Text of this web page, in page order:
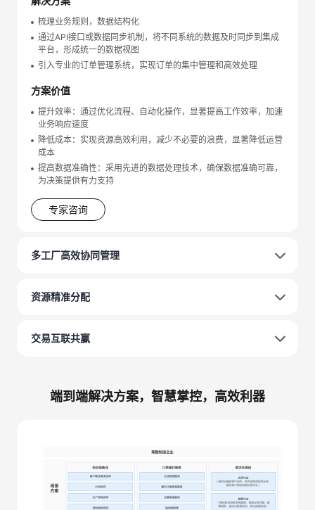
梳理业务规则，数据结构化
通过API接口或数据同步机制，将不同系统的数据及时同步到集成
平台，形成统一的数据视图
引入专业的订单管理系统，实现订单的集中管理和高效处理
方案价值
提升效率：通过优化流程、自动化操作，显著提高工作效率，加速
业务响应速度
降低成本：实现资源高效利用，减少不必要的浪费，显著降低运营
成本
提高数据准确性：采用先进的数据处理技术，确保数据准确可靠，
为决策提供有力支持
专家咨询
多工厂高效协同管理
资源精准分配
交易互联共赢
端到端解决方案，智慧掌控，高效利器